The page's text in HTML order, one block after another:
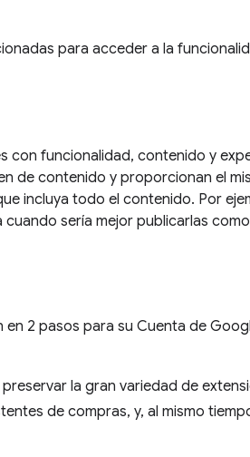
para acceder a la
con funcionalidad, contenido y
de contenido y proporcionan el
incluya todo el contenido. Por
sería mejor publicarlas
2 pasos para su Cuenta de
la gran variedad de
de compras, y, al mismo